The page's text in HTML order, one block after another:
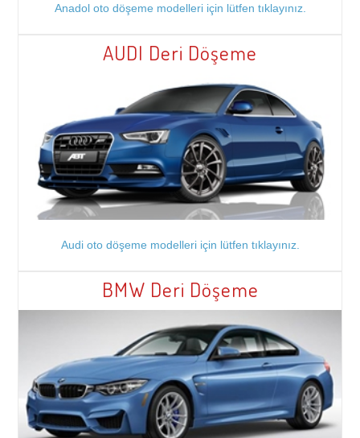
Anadol oto döşeme modelleri için lütfen tıklayınız.
AUDI Deri Döşeme
Audi oto döşeme modelleri için lütfen tıklayınız.
BMW Deri Döşeme